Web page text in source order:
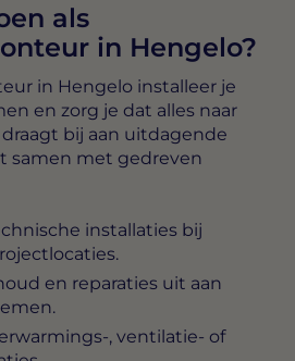
als
in Hengelo?
in Hengelo installeer je
en zorg je dat alles naar
bij aan uitdagende
samen met gedreven
installaties bij
en reparaties uit aan
, ventilatie- of